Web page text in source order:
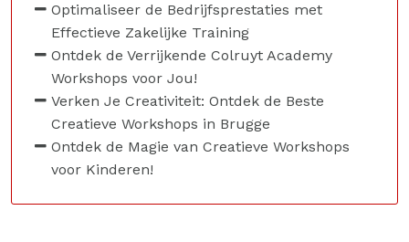
Optimaliseer de Bedrijfsprestaties met
Effectieve Zakelijke Training
Ontdek de Verrijkende Colruyt Academy
Workshops voor Jou!
Verken Je Creativiteit: Ontdek de Beste
Creatieve Workshops in Brugge
Ontdek de Magie van Creatieve Workshops
voor Kinderen!